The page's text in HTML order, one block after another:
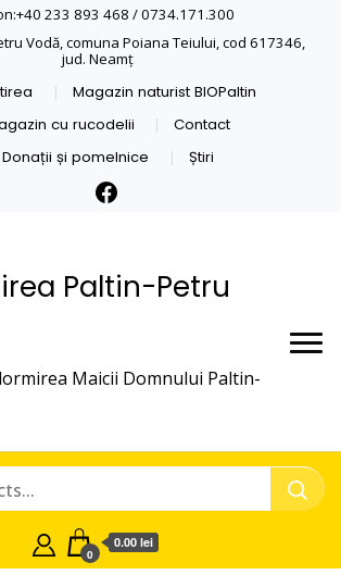
233 893 468 / 0734.171.300
Vodă, comuna Poiana Teiului, cod 617346,
jud. Neamţ
Magazin naturist BIOPaltin
cu rucodelii
Contact
Donații și pomelnice
Știri
Paltin-Petru
Maicii Domnului Paltin-
0
0.00 lei